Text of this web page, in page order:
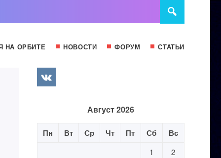
НА ОРБИТЕ НОВОСТИ ФОРУМ СТАТЬИ
Август 2026
Пн Вт Ср Чт Пт Сб Вс
1
2